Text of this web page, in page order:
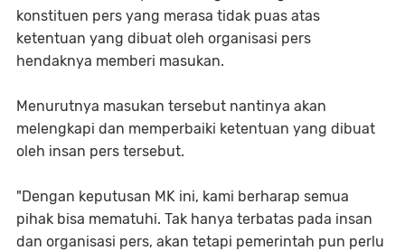
konstituen pers yang merasa tidak puas atas
ketentuan yang dibuat oleh organisasi pers
hendaknya memberi masukan.
Menurutnya masukan tersebut nantinya akan
melengkapi dan memperbaiki ketentuan yang dibuat
oleh insan pers tersebut.
"Dengan keputusan MK ini, kami berharap semua
pihak bisa mematuhi. Tak hanya terbatas pada insan
dan organisasi pers, akan tetapi pemerintah pun perlu